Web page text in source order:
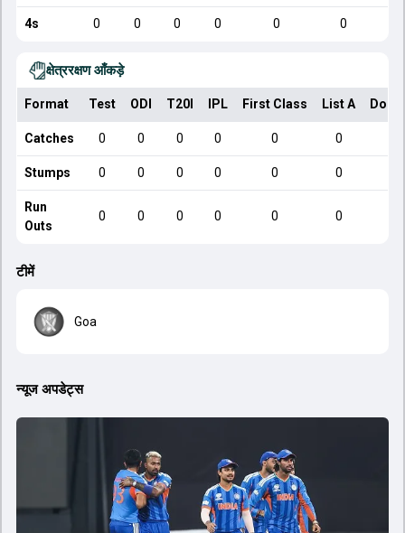
4s 0 0 0 0 0 0
क्षेत्ररक्षण आँकड़े
Format Test ODI T20I IPL First Class List A
Catches 0 0 0 0 0 0
Stumps 0 0 0 0 0 0
Run
Outs
0 0 0 0 0 0
टीमें
Goa
न्यूज अपडेट्स